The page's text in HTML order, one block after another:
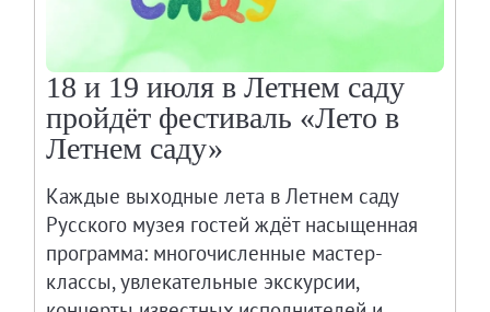
18 и 19 июля в Летнем саду
пройдёт фестиваль «Лето в
Летнем саду»
Каждые выходные лета в Летнем саду
Русского музея гостей ждёт насыщенная
программа: многочисленные мастер-
классы, увлекательные экскурсии,